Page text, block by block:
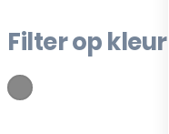
Filter op kleur
Filter op kleur
(5)